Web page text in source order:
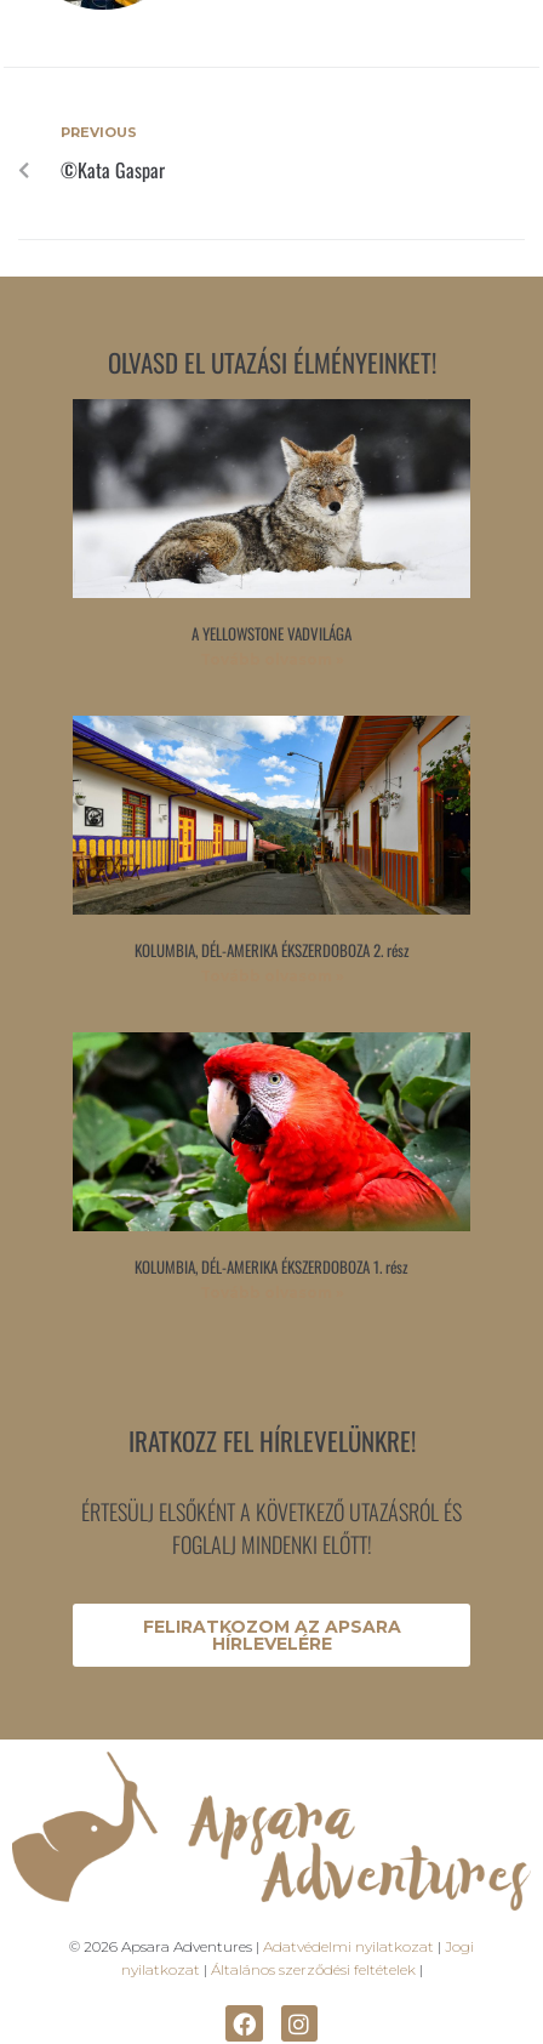
PREVIOUS
©Kata Gaspar
OLVASD EL UTAZÁSI ÉLMÉNYEINKET!
A YELLOWSTONE VADVILÁGA
KOLUMBIA, DÉL-AMERIKA ÉKSZERDOBOZA 2. rész
KOLUMBIA, DÉL-AMERIKA ÉKSZERDOBOZA 1. rész
IRATKOZZ FEL HÍRLEVELÜNKRE!
ÉRTESÜLJ ELSŐKÉNT A KÖVETKEZŐ UTAZÁSRÓL ÉS
FOGLALJ MINDENKI ELŐTT!
FELIRATKOZOM AZ APSARA
HÍRLEVELÉRE
© 2026 Apsara Adventures | Adatvédelmi nyilatkozat | Jogi
nyilatkozat | Általános szerződési feltételek |